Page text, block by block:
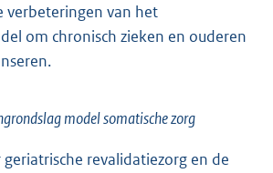
verbeteringen van het
om chronisch zieken en ouderen
model somatische zorg
revalidatiezorg en de